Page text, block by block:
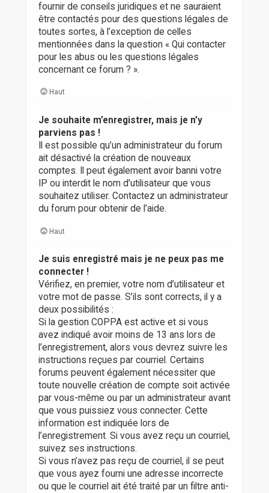
fournir de conseils juridiques et ne sauraient
être contactés pour des questions légales de
toutes sortes, à l’exception de celles
mentionnées dans la question « Qui contacter
pour les abus ou les questions légales
concernant ce forum ? ».
Haut
Je souhaite m’enregistrer, mais je n’y
parviens pas !
Il est possible qu’un administrateur du forum
ait désactivé la création de nouveaux
comptes. Il peut également avoir banni votre
IP ou interdit le nom d’utilisateur que vous
souhaitez utiliser. Contactez un administrateur
du forum pour obtenir de l’aide.
Haut
Je suis enregistré mais je ne peux pas me
connecter !
Vérifiez, en premier, votre nom d’utilisateur et
votre mot de passe. S’ils sont corrects, il y a
deux possibilités :
Si la gestion COPPA est active et si vous
avez indiqué avoir moins de 13 ans lors de
l’enregistrement, alors vous devrez suivre les
instructions reçues par courriel. Certains
forums peuvent également nécessiter que
toute nouvelle création de compte soit activée
par vous-même ou par un administrateur avant
que vous puissiez vous connecter. Cette
information est indiquée lors de
l’enregistrement. Si vous avez reçu un courriel,
suivez ses instructions.
Si vous n’avez pas reçu de courriel, il se peut
que vous ayez fourni une adresse incorrecte
ou que le courriel ait été traité par un filtre anti-